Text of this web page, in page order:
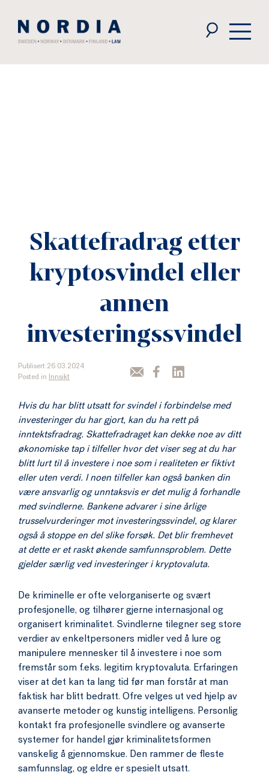
Law
Skattefradrag etter
kryptosvindel eller
annen
investeringssvindel
Publisert:26.03.2024
Posted in Innsikt
Hvis du har blitt utsatt for svindel i forbindelse med
investeringer du har gjort, kan du ha rett på
inntektsfradrag. Skattefradraget kan dekke noe av ditt
økonomiske tap i tilfeller hvor det viser seg at du har
blitt lurt til å investere i noe som i realiteten er fiktivt
eller uten verdi. I noen tilfeller kan også banken din
være ansvarlig og unntaksvis er det mulig å forhandle
med svindlerne. Bankene advarer i sine årlige
trusselvurderinger mot investeringssvindel, og klarer
også å stoppe en del slike forsøk. Det blir fremhevet
at dette er et raskt økende samfunnsproblem. Dette
gjelder særlig ved investeringer i kryptovaluta.
De kriminelle er ofte velorganiserte og svært
profesjonelle, og tilhører gjerne internasjonal og
organisert kriminalitet. Svindlerne tilegner seg store
verdier av enkeltpersoners midler ved å lure og
manipulere mennesker til å investere i noe som
fremstår som f.eks. legitim kryptovaluta. Erfaringen
viser at det kan ta lang tid før man forstår at man
faktisk har blitt bedratt. Ofre velges ut ved hjelp av
avanserte metoder og kunstig intelligens. Personlig
kontakt fra profesjonelle svindlere og avanserte
systemer for handel gjør kriminalitetsformen
vanskelig å gjennomskue. Den rammer de fleste
samfunnslag, og eldre er spesielt utsatt.